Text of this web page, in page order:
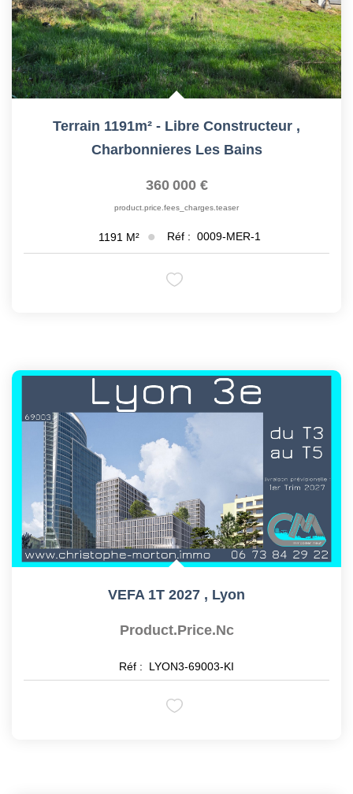
Terrain 1191m² - Libre Constructeur ,
Charbonnieres Les Bains
360 000 €
product.price.fees_charges.teaser
1191 M² Réf : 0009-MER-1
VEFA 1T 2027 , Lyon
Product.price.nc
Réf : LYON3-69003-KI